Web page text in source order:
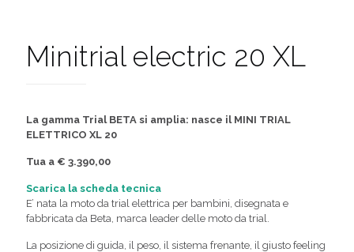
Minitrial electric 20 XL
La gamma Trial BETA si amplia: nasce il MINI TRIAL
ELETTRICO XL 20
Tua a € 3.390,00
Scarica la scheda tecnica
E’ nata la moto da trial elettrica per bambini, disegnata e
fabbricata da Beta, marca leader delle moto da trial.
La posizione di guida, il peso, il sistema frenante, il giusto feeling